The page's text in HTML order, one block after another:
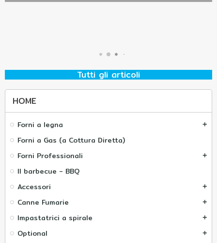
Tutti gli articoli
HOME
Forni a legna add
Forni a Gas (a Cottura Diretta)
Forni Professionali
add
Il barbecue - BBQ
Accessori
add
Canne Fumarie add
Impastatrici a spirale add
Optional add